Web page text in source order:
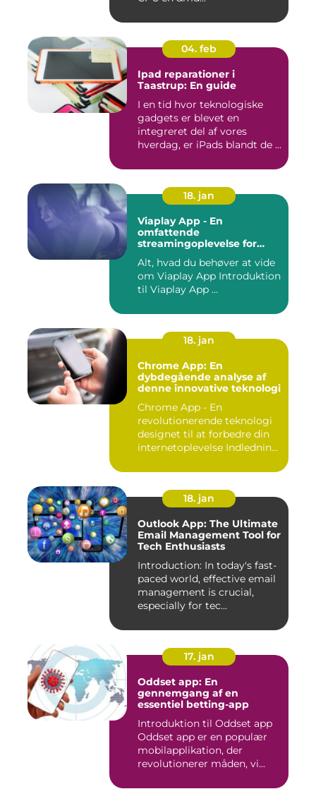
04. feb
Ipad reparationer i
Taastrup: En guide
I en tid hvor teknologiske
gadgets er blevet en
integreret del af vores
hverdag, er iPads blandt de ...
18. jan
Viaplay App - En
omfattende
streamingoplevelse for
Alt, hvad du behøver at vide
om Viaplay App Introduktion
til Viaplay App ...
18. jan
Chrome App: En
dybdegående analyse af
denne innovative teknologi
Chrome App - En
revolutionerende teknologi
designet til at forbedre din
internetoplevelse Indlednin...
18. jan
Outlook App: The Ultimate
Email Management Tool for
Tech Enthusiasts
Introduction: In today's fast-
paced world, effective email
management is crucial,
especially for tec...
17. jan
Oddset app: En
gennemgang af en
essentiel betting-app
Introduktion til Oddset app
Oddset app er en populær
mobilapplikation, der
revolutionerer måden, vi...